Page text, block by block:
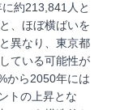
約213,841人と
、ほぼ横ばいを
異なり、東京都
ている可能性が
から2050年には
トの上昇とな